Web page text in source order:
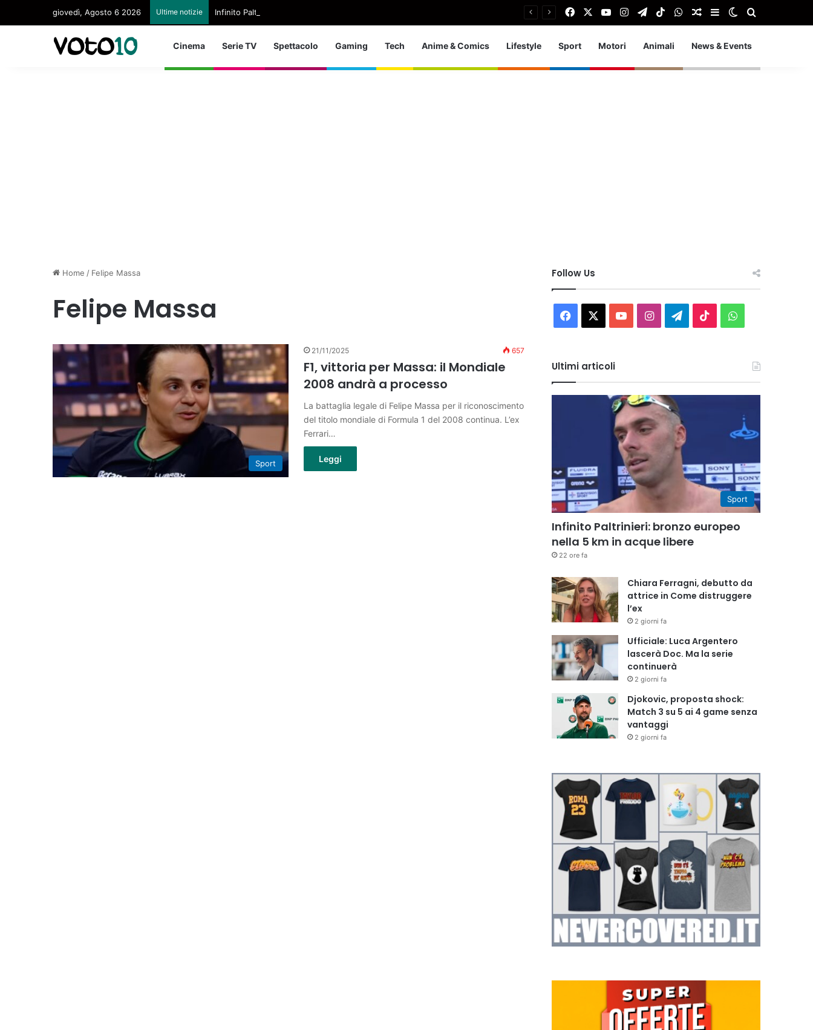
giovedì, Agosto 6 2026 Ultime notizie Infinito Paltrinieri: bronzo europeo nella 5 km in acque libere FacebookYou TubeInstagram
TelegramTikTokWhatsApp
Articolo Random
Barra laterale
Cambia aspetto
Cinema Serie TV Spettacolo Gaming Tech Anime & Comics Lifestyle Sport Motori Animali News & Events
Home / Felipe Massa
Felipe Massa
Sport
21/11/2025 657
F1, vittoria per Massa: il Mondiale
2008 andrà a processo
La battaglia legale di Felipe Massa per il riconoscimento
del titolo mondiale di Formula 1 del 2008 continua. L’ex
Ferrari…
Leggi
Follow Us
Facebook You InstagramTelegram
TikTokWhatsApp
Ultimi articoli
Sport
Infinito Paltrinieri: bronzo europeo
nella 5 km in acque libere
22 ore fa
Chiara Ferragni, debutto da
attrice in Come distruggere
l’ex
2 giorni fa
Ufficiale: Luca Argentero
lascerà Doc. Ma la serie
continuerà
2 giorni fa
Djokovic, proposta shock:
Match 3 su 5 ai 4 game senza
vantaggi
2 giorni fa